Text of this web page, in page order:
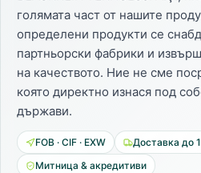
голямата част от нашите
определени продукти се
партньорски фабрики и
на качеството. Ние не сме
която директно изнася под
държави.
FOB · CIF · EXW
Доставка до
Митница & акредитиви